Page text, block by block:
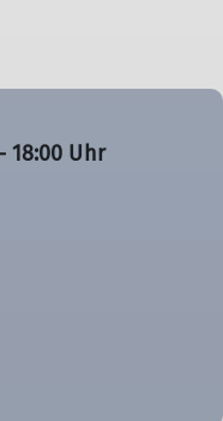
18:00 Uhr